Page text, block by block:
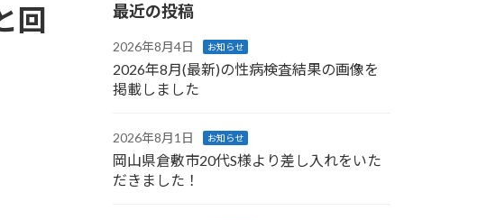
回 最近の投稿
2026年8月4日 お知らせ
2026年8月(最新)の性病検査結果の画像を
掲載しました
2026年8月1日 お知らせ
岡山県倉敷市20代S様より差し入れをいた
だきました！